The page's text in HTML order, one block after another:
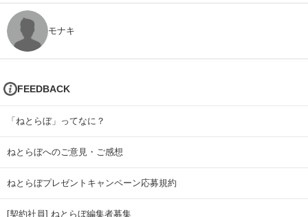
モナキ
FEEDBACK
「ねとらぼ」ってなに？
ねとらぼへのご意見・ご感想
ねとらぼプレゼントキャンペーン応募規約
[契約社員] ねとらぼ編集者募集